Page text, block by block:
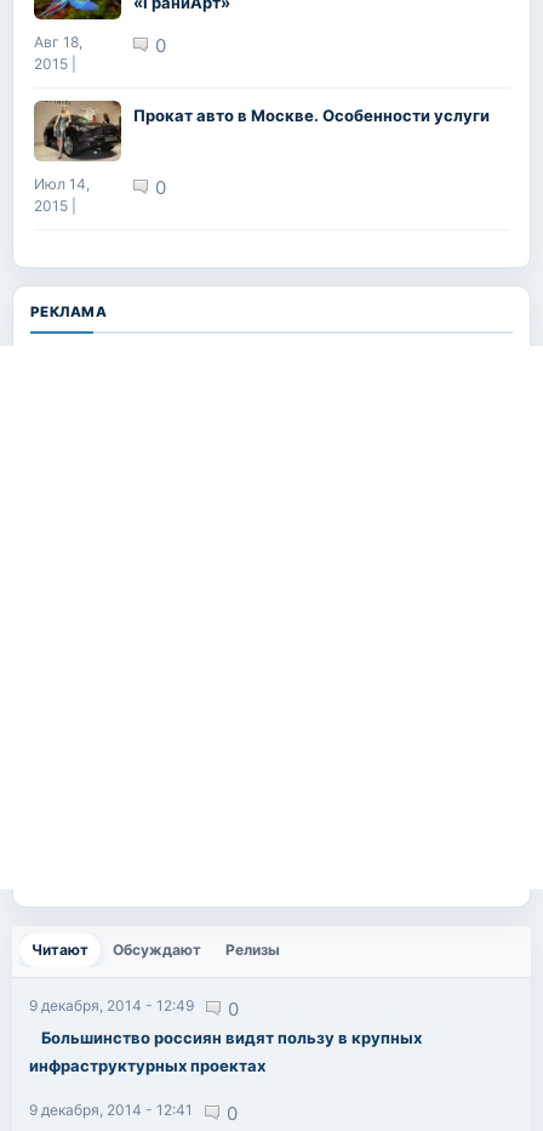
Авг 18,
2015 |
0
Прокат авто в Москве. Особенности услуги
Июл 14,
2015 |
0
РЕКЛАМА
Читают
(активная вкладка)
Обсуждают Релизы
9 декабря, 2014 - 12:49 0
Большинство россиян видят пользу в крупных
инфраструктурных проектах
9 декабря, 2014 - 12:41 0